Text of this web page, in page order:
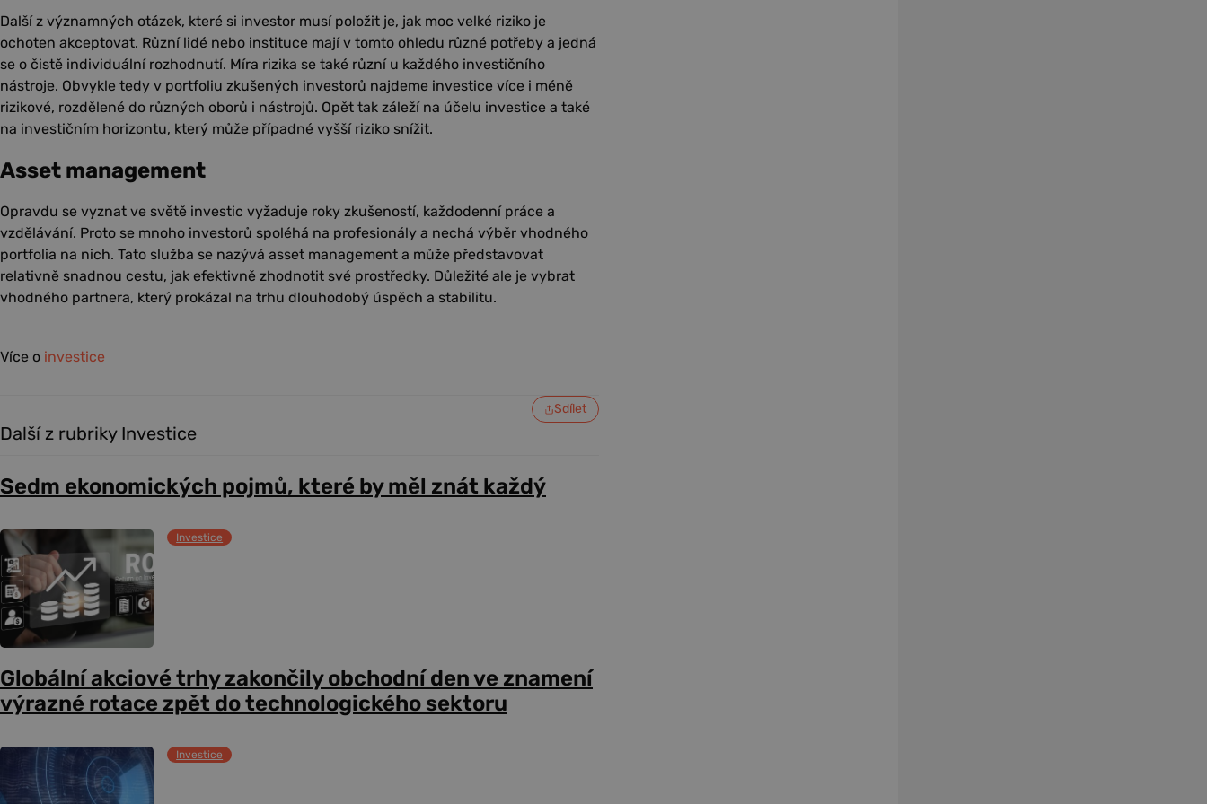
Další z významných otázek, které si investor musí položit je, jak moc velké riziko je
ochoten akceptovat. Různí lidé nebo instituce mají v tomto ohledu různé potřeby a jedná
se o čistě individuální rozhodnutí. Míra rizika se také různí u každého investičního
nástroje. Obvykle tedy v portfoliu zkušených investorů najdeme investice více i méně
rizikové, rozdělené do různých oborů i nástrojů. Opět tak záleží na účelu investice a také
na investičním horizontu, který může případné vyšší riziko snížit.
Asset management
Opravdu se vyznat ve světě investic vyžaduje roky zkušeností, každodenní práce a
vzdělávání. Proto se mnoho investorů spoléhá na profesionály a nechá výběr vhodného
portfolia na nich. Tato služba se nazývá asset management a může představovat
relativně snadnou cestu, jak efektivně zhodnotit své prostředky. Důležité ale je vybrat
vhodného partnera, který prokázal na trhu dlouhodobý úspěch a stabilitu.
Více o investice
Sdílet
Další z rubriky Investice
Sedm ekonomických pojmů, které by měl znát každý
Investice
Globální akciové trhy zakončily obchodní den ve znamení
výrazné rotace zpět do technologického sektoru
Investice